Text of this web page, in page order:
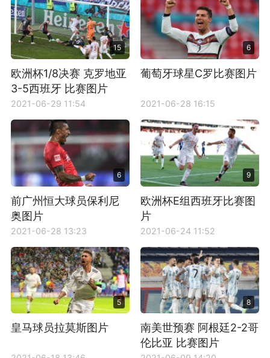
15
欧洲杯1/8决赛 克罗地亚
3-5西班牙 比赛图片
2021-06-29 11:54
6
葡萄牙球星C罗比赛图片
2021-06-28 16:15
6
前广州恒大球员保利尼
奥图片
2021-06-28 13:23
9
欧洲杯E组西班牙比赛图
片
2021-06-24 11:52
5
皇马球员拉莫斯图片
8
南美世预赛 阿根廷2-2哥
伦比亚 比赛图片